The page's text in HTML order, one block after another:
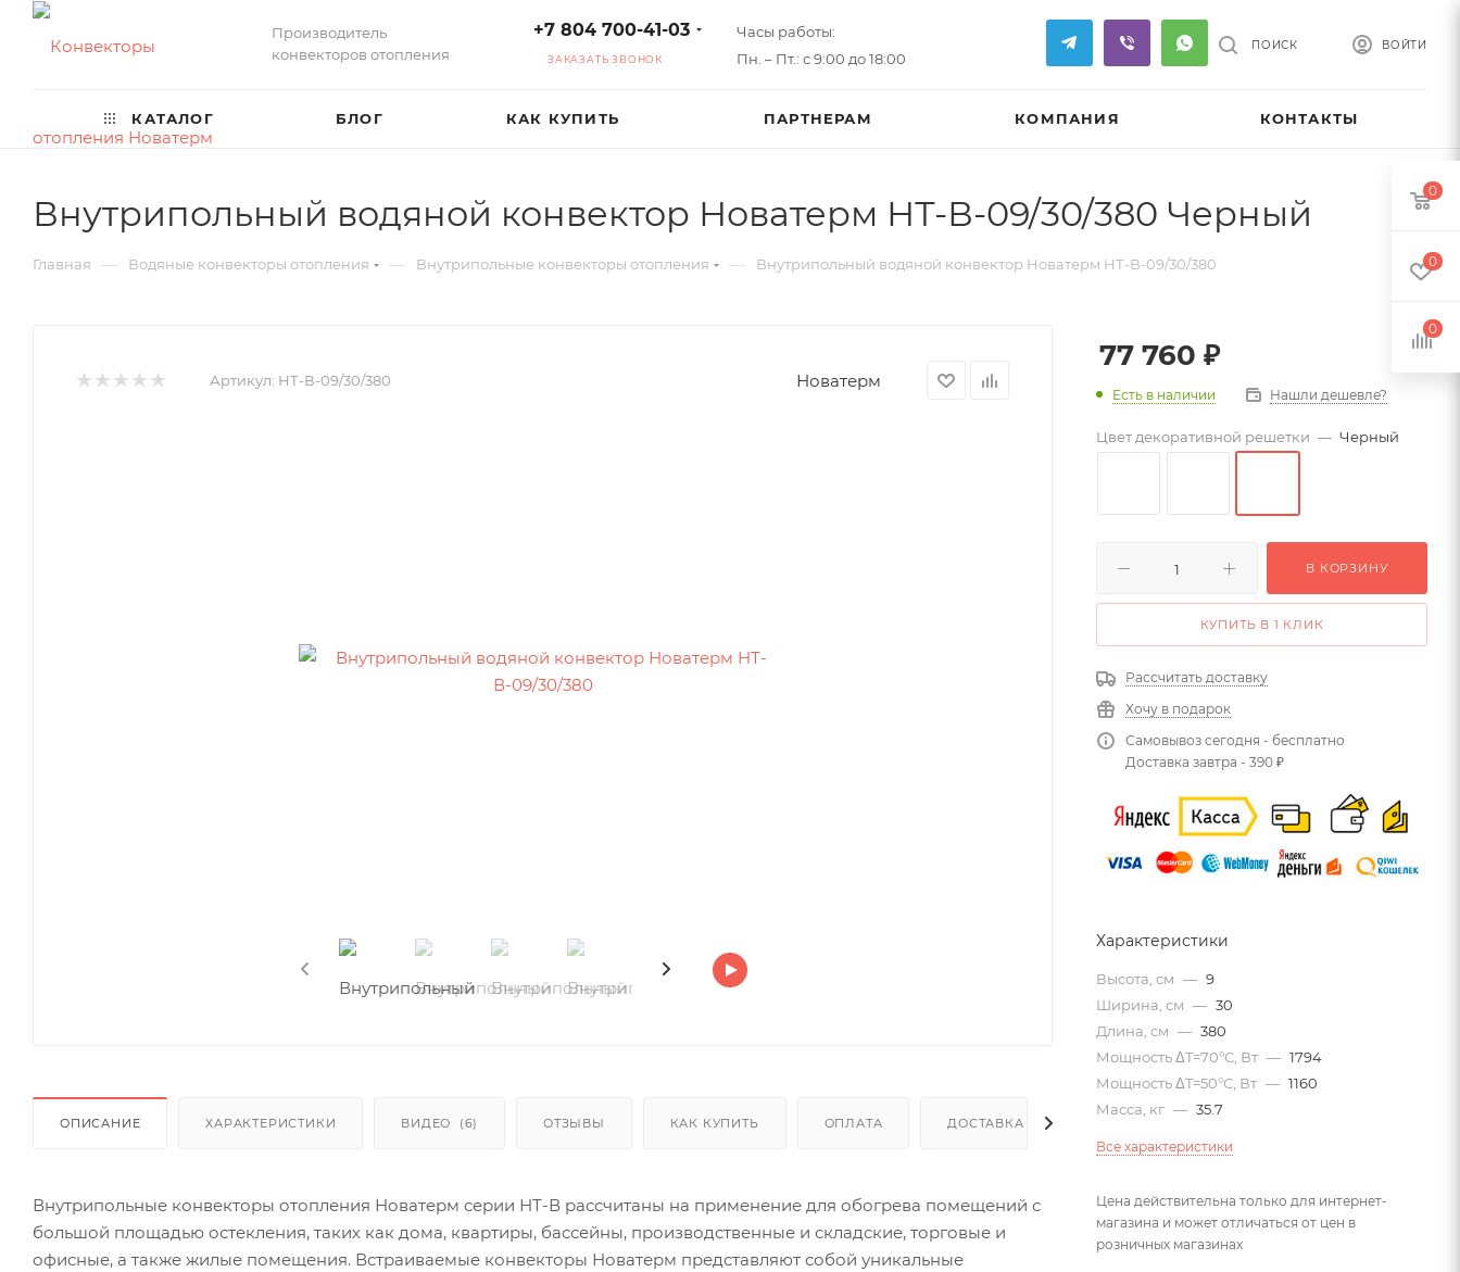
Производитель
конвекторов отопления
+7 804 700-41-03
ЗАКАЗАТЬ ЗВОНОК
Часы работы:
Пн. – Пт.: с 9:00 до 18:00
ВОЙТИ
ПОИСК
КАТАЛОГ БЛОГ КАК КУПИТЬ ПАРТНЕРАМ КОМПАНИЯ КОНТАКТЫ
Внутрипольный водяной конвектор Новатерм НТ-В-09/30/380 Черный
Главная — Водяные конвекторы отопления — Внутрипольные конвекторы отопления — Внутрипольный водяной конвектор Новатерм НТ-В-09/30/380
Артикул: НТ-В-09/30/380 Новатерм
ОПИСАНИЕ ХАРАКТЕРИСТИКИ ВИДЕО (6) ОТЗЫВЫ КАК КУПИТЬ ОПЛАТА ДОСТАВКА
Внутрипольные конвекторы отопления Новатерм серии НТ-В рассчитаны на применение для обогрева помещений с
большой площадью остекления, таких как дома, квартиры, бассейны, производственные и складские, торговые и
офисные, а также жилые помещения. Встраиваемые конвекторы Новатерм представляют собой уникальные
77 760 ₽
Есть в наличии Нашли дешевле?
Цвет декоративной решетки — Черный
В КОРЗИНУ
КУПИТЬ В 1 КЛИК
Рассчитать доставку
Хочу в подарок
Самовывоз сегодня - бесплатно
Доставка завтра - 390 ₽
Характеристики
Высота, см — 9
Ширина, см — 30
Длина, см — 380
Мощность ΔT=70°С, Вт — 1794
Мощность ΔT=50°С, Вт — 1160
Масса, кг — 35.7
Все характеристики
Цена действительна только для интернет-
магазина и может отличаться от цен в
розничных магазинах
0
0
0